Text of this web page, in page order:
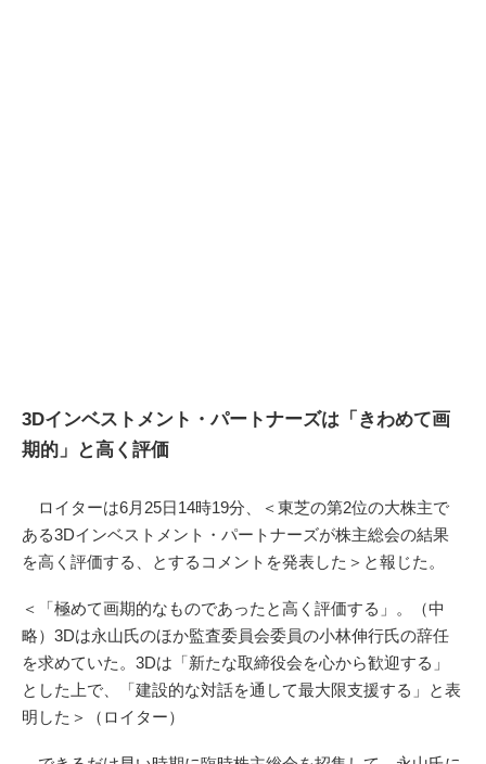
3Dインベストメント・パートナーズは「きわめて画
期的」と高く評価
ロイターは6月25日14時19分、＜東芝の第2位の大株主で
ある3Dインベストメント・パートナーズが株主総会の結果
を高く評価する、とするコメントを発表した＞と報じた。
＜「極めて画期的なものであったと高く評価する」。（中
略）3Dは永山氏のほか監査委員会委員の小林伸行氏の辞任
を求めていた。3Dは「新たな取締役会を心から歓迎する」
とした上で、「建設的な対話を通して最大限支援する」と表
明した＞（ロイター）